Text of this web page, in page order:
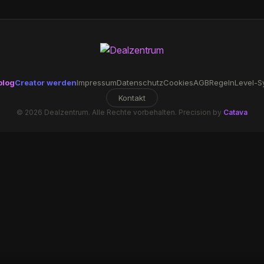
Creator werdenImpressumDatenschutzCookiesAGBRegelnLevel-
Kontakt
© 2026 Dealzentrum. Alle Rechte vorbehalten. Precision by Catava